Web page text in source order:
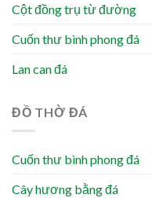
Cột đồng trụ từ đường
Cuốn thư bình phong đá
Lan can đá
ĐỒ THỜ ĐÁ
Cuốn thư bình phong đá
Cây hương bằng đá